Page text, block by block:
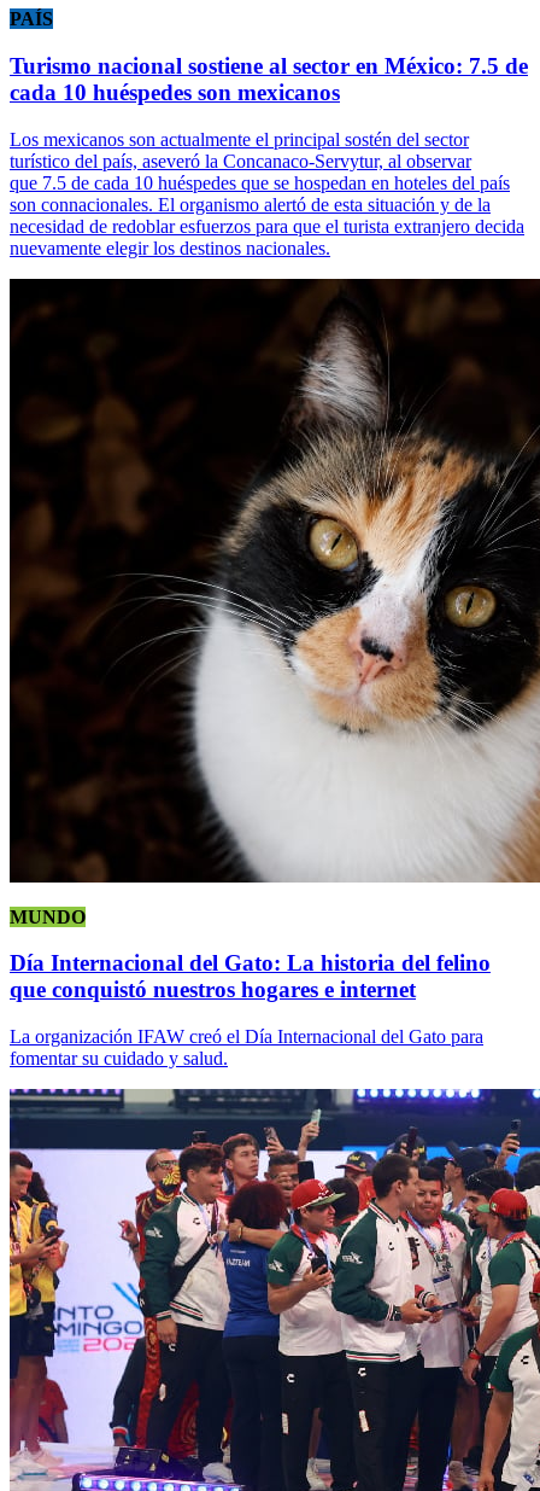
PAÍS
Turismo nacional sostiene al sector en México: 7.5 de
cada 10 huéspedes son mexicanos
Los mexicanos son actualmente el principal sostén del sector
turístico del país, aseveró la Concanaco-Servytur, al observar
que 7.5 de cada 10 huéspedes que se hospedan en hoteles del país
son connacionales. El organismo alertó de esta situación y de la
necesidad de redoblar esfuerzos para que el turista extranjero decida
nuevamente elegir los destinos nacionales.
MUNDO
Día Internacional del Gato: La historia del felino
que conquistó nuestros hogares e internet
La organización IFAW creó el Día Internacional del Gato para
fomentar su cuidado y salud.